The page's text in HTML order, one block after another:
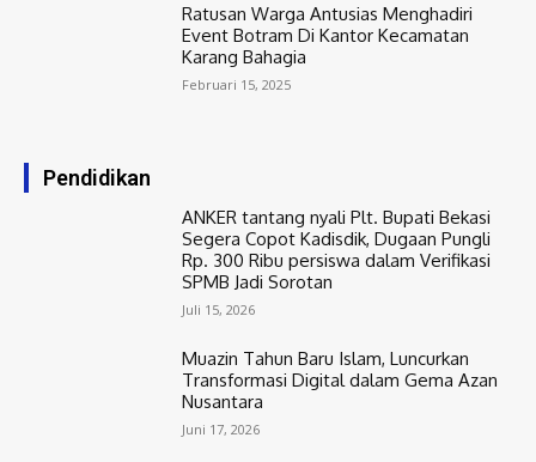
Ratusan Warga Antusias Menghadiri
Event Botram Di Kantor Kecamatan
Karang Bahagia
Februari 15, 2025
Pendidikan
ANKER tantang nyali Plt. Bupati Bekasi
Segera Copot Kadisdik, Dugaan Pungli
Rp. 300 Ribu persiswa dalam Verifikasi
SPMB Jadi Sorotan
Juli 15, 2026
Muazin Tahun Baru Islam, Luncurkan
Transformasi Digital dalam Gema Azan
Nusantara
Juni 17, 2026